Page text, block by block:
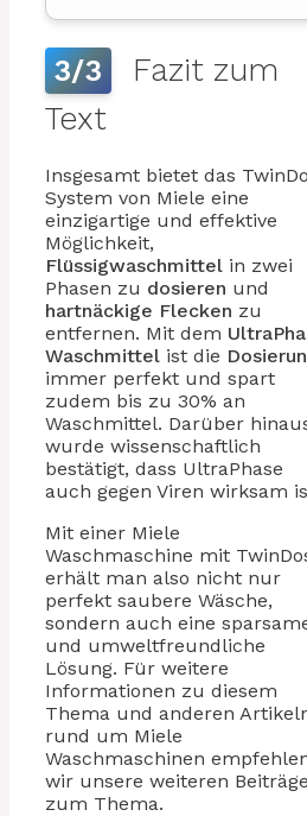
3/3
Fazit zum
Text
Insgesamt bietet das
System von Miele eine
einzigartige und effektive
Möglichkeit,
Flüssigwaschmittel in zwei
Phasen zu dosieren und
hartnäckige Flecken zu
entfernen. Mit dem
Waschmittel ist die
immer perfekt und spart
zudem bis zu 30% an
Waschmittel. Darüber
wurde wissenschaftlich
bestätigt, dass UltraPhase
auch gegen Viren wirksam
Mit einer Miele
Waschmaschine mit
erhält man also nicht nur
perfekt saubere Wäsche,
sondern auch eine
und umweltfreundliche
Lösung. Für weitere
Informationen zu diesem
Thema und anderen
rund um Miele
Waschmaschinen
wir unsere weiteren Beiträge
zum Thema.